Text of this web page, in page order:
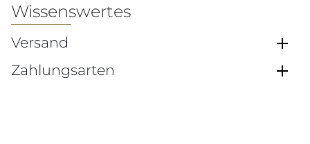
Wissenswertes
Versand
Zahlungsarten